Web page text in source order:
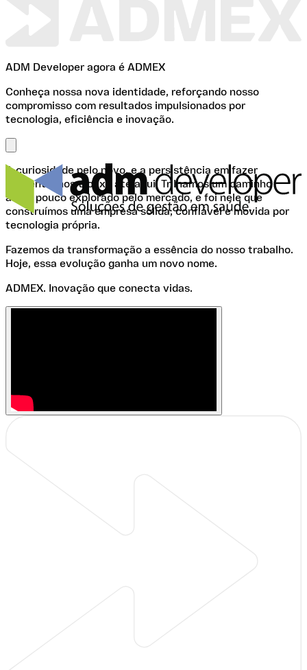
ADM Developer agora é ADMEX
Conheça nossa nova identidade, reforçando nosso
compromisso com resultados impulsionados por
tecnologia, eficiência e inovação.
A curiosidade pelo novo, e a persistência em fazer
diferente, nos trouxe até aqui. Trilhamos um caminho
ainda pouco explorado pelo mercado, e foi nele que
construímos uma empresa sólida, confiável e movida por
tecnologia própria.
Fazemos da transformação a essência do nosso trabalho.
Hoje, essa evolução ganha um novo nome.
ADMEX. Inovação que conecta vidas.